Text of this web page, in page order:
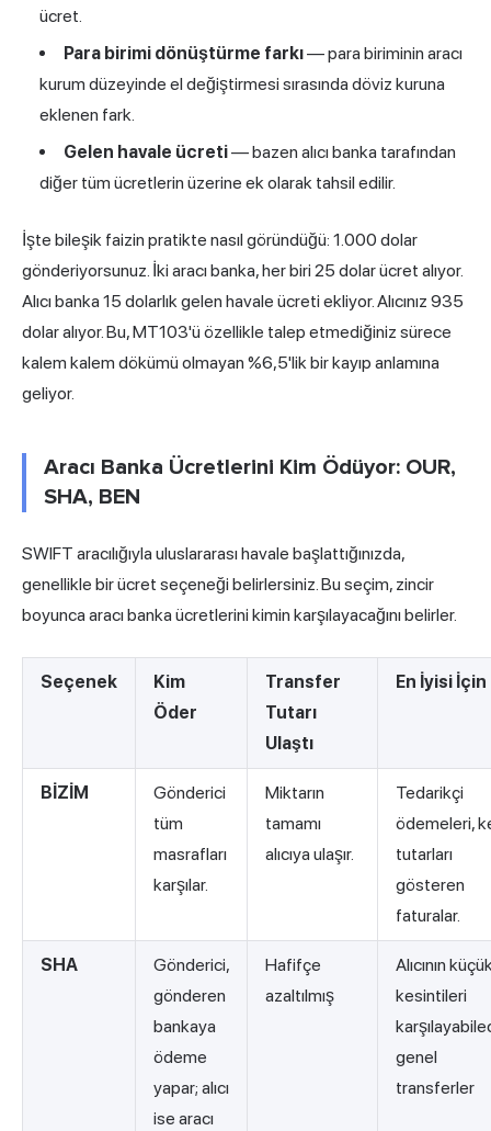
ücret.
Para birimi dönüştürme farkı— para biriminin aracı
kurum düzeyinde el değiştirmesi sırasında döviz kuruna
eklenen fark.
Gelen havale ücreti— bazen alıcı banka tarafından
diğer tüm ücretlerin üzerine ek olarak tahsil edilir.
İşte bileşik faizin pratikte nasıl göründüğü: 1.000 dolar
gönderiyorsunuz. İki aracı banka, her biri 25 dolar ücret alıyor.
Alıcı banka 15 dolarlık gelen havale ücreti ekliyor. Alıcınız 935
dolar alıyor. Bu, MT103'ü özellikle talep etmediğiniz sürece
kalem kalem dökümü olmayan %6,5'lik bir kayıp anlamına
geliyor.
Aracı Banka Ücretlerini Kim Ödüyor: OUR,
SHA, BEN
SWIFT aracılığıyla uluslararası havale başlattığınızda,
genellikle bir ücret seçeneği belirlersiniz. Bu seçim, zincir
boyunca aracı banka ücretlerini kimin karşılayacağını belirler.
Seçenek
Kim
Öder
Transfer
Tutarı
Ulaştı
En İyisi İçin
BİZİM
Gönderici
tüm
masrafları
karşılar.
Miktarın
tamamı
alıcıya ulaşır.
Tedarikçi
ödemeleri,
tutarları
gösteren
faturalar.
SHA
Gönderici,
gönderen
bankaya
ödeme
yapar; alıcı
ise aracı
Hafifçe
azaltılmış
Alıcının
kesintileri
genel
transferler